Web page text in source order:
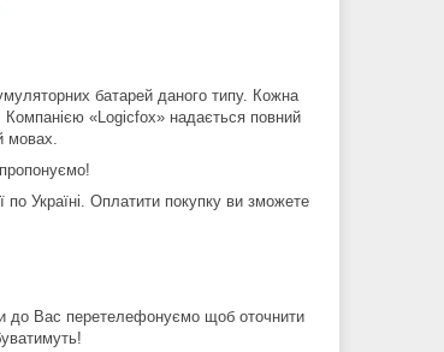
батарей даного типу. Кожна
Компанією «Logicfox» надається повний
мовах.
Україні. Оплатити покупку ви зможете
до Вас перетелефонуємо щоб оточнити